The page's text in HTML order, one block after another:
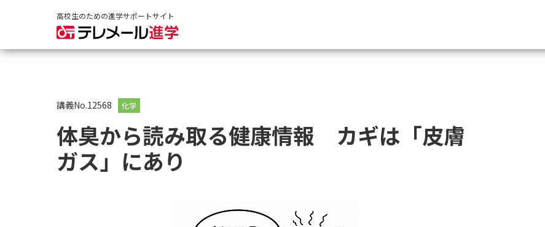
高校生のための進学サポートサイト
大学・短大の資料種類から請求
大学パンフ
学部・学科パンフ
講義No.12568 化学
体臭から読み取る健康情報 カギは「皮膚
ガス」にあり